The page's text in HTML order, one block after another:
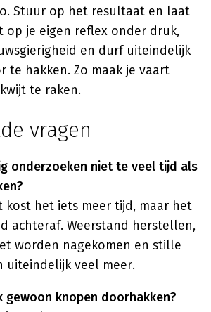
Stuur op het resultaat en laat
op je eigen reflex onder druk,
en durf uiteindelijk
te hakken. Zo maak je vaart
te raken.
vragen
onderzoeken niet te veel tijd als
kost het iets meer tijd, maar het
achteraf. Weerstand herstellen,
worden nagekomen en stille
uiteindelijk veel meer.
gewoon knopen doorhakken?